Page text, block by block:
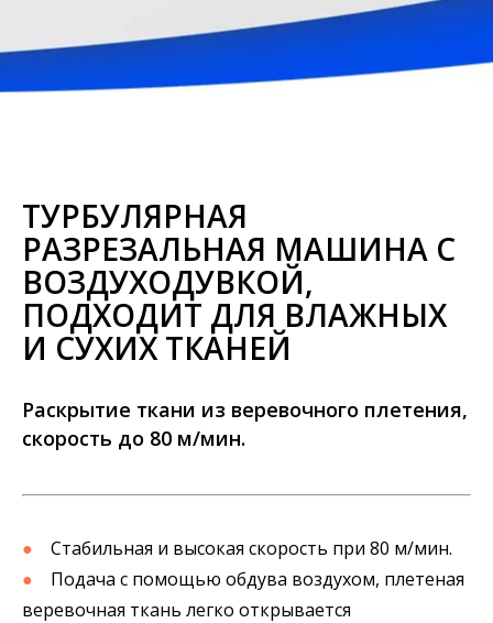
ТУРБУЛЯРНАЯ
РАЗРЕЗАЛЬНАЯ МАШИНА С
ВОЗДУХОДУВКОЙ,
ПОДХОДИТ ДЛЯ ВЛАЖНЫХ
И СУХИХ ТКАНЕЙ
Раскрытие ткани из веревочного плетения,
скорость до 80 м/мин.
●
Стабильная и высокая скорость при 80 м/мин.
● Подача с помощью обдува воздухом, плетеная
веревочная ткань легко открывается